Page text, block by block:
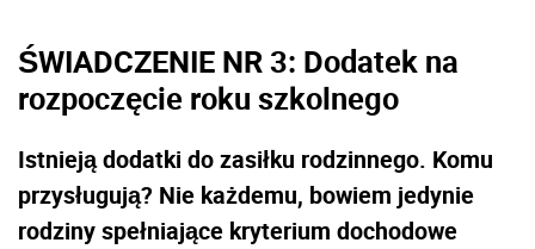
ŚWIADCZENIE NR 3: Dodatek na
rozpoczęcie roku szkolnego
Istnieją dodatki do zasiłku rodzinnego. Komu
przysługują? Nie każdemu, bowiem jedynie
rodziny spełniające kryterium dochodowe